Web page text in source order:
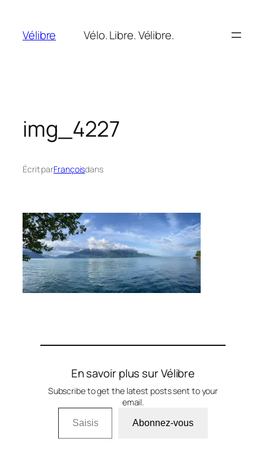
contenu
Vélibre Vélo. Libre. Vélibre.
img_4227
Écrit parFrançoisdans
En savoir plus sur Vélibre
Subscribe to get the latest posts sent to your
email.
Saisissez votre adresse e-mail…
Abonnez-vous